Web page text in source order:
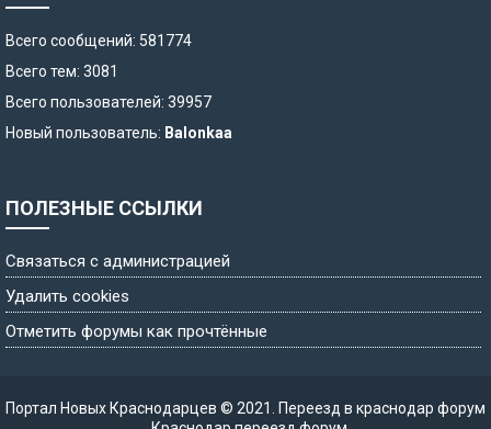
Всего сообщений: 581774
Всего тем: 3081
Всего пользователей: 39957
Новый пользователь: Balonkaa
ПОЛЕЗНЫЕ ССЫЛКИ
Связаться с администрацией
Удалить cookies
Отметить форумы как прочтённые
Портал Новых Краснодарцев © 2021.
Переезд в краснодар форум